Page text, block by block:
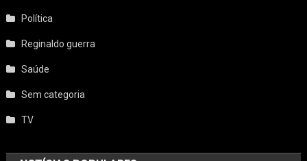
Política
Reginaldo guerra
Saúde
Sem categoria
TV